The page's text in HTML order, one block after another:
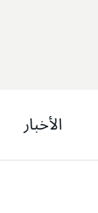
الأخبار